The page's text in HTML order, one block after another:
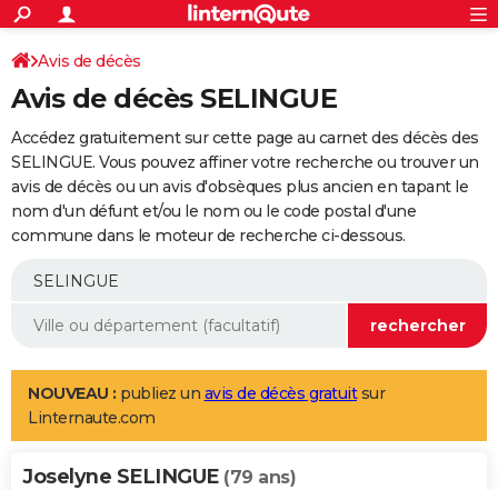
ACTUALITÉS
Politique
Société
Faits Divers
Education
Monde
Villes
+
SPORT
Coupe du monde 2026
Football
Tennis
Cyclisme
Rugby
Forum
Programme TV
TNT
Streaming
Cinéma
Sorties cinéma
Musique
+
FINANCE
Retraite
Epargne
Immobilier
Risques naturels par ville
Banque
Assurance
AUTO
Essais
Réserver un essai
Citadines
Berlines
SUV
Forum auto
+
Mobiles
Meilleur smartphone
Internet
Ordinateurs
Jeux vidéo
Guide high-tech
Aménagement intérieur
LIFESTYLE
Art de vivre
Bien-être
Loisirs
Mode
Modes de vie
Alimentation
Guide de la santé
Maladies
Médicaments
Sommeil
VOYAGE
Avis de décès
Avis de décès SELINGUE
Accédez gratuitement sur cette page au carnet des décès des
SELINGUE. Vous pouvez affiner votre recherche ou trouver un
avis de décès ou un avis d'obsèques plus ancien en tapant le
nom d'un défunt et/ou le nom ou le code postal d'une
commune dans le moteur de recherche ci-dessous.
NOUVEAU : publiez un avis de décès gratuitsur
Linternaute.com
Joselyne SELINGUE (79 ans)